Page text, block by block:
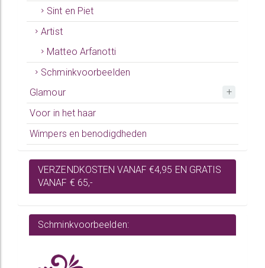
Sint en Piet
Artist
Matteo Arfanotti
Schminkvoorbeelden
Glamour
Voor in het haar
Wimpers en benodigdheden
VERZENDKOSTEN VANAF €4,95 EN GRATIS
VANAF € 65,-
Schminkvoorbeelden: